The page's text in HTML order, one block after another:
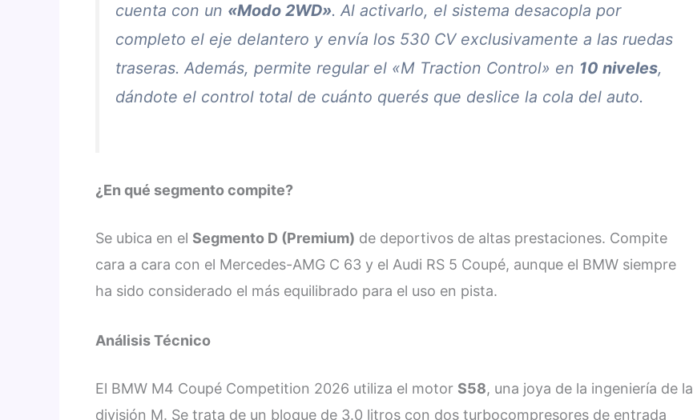
cuenta con un «Modo 2WD». Al activarlo, el sistema desacopla por
completo el eje delantero y envía los 530 CV exclusivamente a las ruedas
traseras. Además, permite regular el «M Traction Control» en 10 niveles,
dándote el control total de cuánto querés que deslice la cola del auto.
¿En qué segmento compite?
Se ubica en el Segmento D (Premium) de deportivos de altas prestaciones. Compite
cara a cara con el Mercedes-AMG C 63 y el Audi RS 5 Coupé, aunque el BMW siempre
ha sido considerado el más equilibrado para el uso en pista.
Análisis Técnico
El BMW M4 Coupé Competition 2026 utiliza el motor S58, una joya de la ingeniería de la
división M. Se trata de un bloque de 3.0 litros con dos turbocompresores de entrada